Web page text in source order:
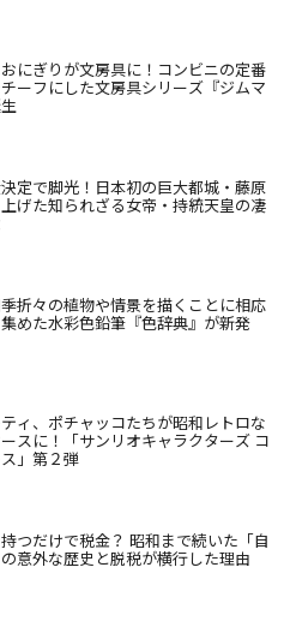
にぎりが文房具に！コンビニの定番
ーフにした文房具シリーズ『ジムマ
定で脚光！日本初の巨大都城・藤原
げた知られざる女帝・持統天皇の凄
折々の植物や情景を描くことに相応
めた水彩色鉛筆『色辞典』が新発
ィ、ポチャッコたちが昭和レトロな
スに！「サンリオキャラクターズ コ
」第２弾
つだけで税金？ 昭和まで続いた「自
意外な歴史と脱税が横行した理由